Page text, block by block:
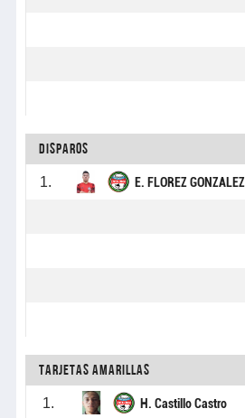
Disparos
1. E. FLOREZ GONZALEZ
Tarjetas Amarillas
1. H. Castillo Castro